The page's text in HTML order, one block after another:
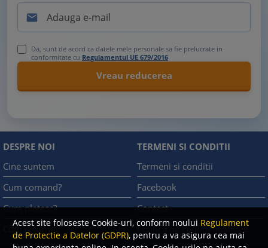
Acest site foloseste Cookie-uri, conform noului Regulament
de Protectie a Datelor (GDPR), pentru a va asigura cea mai

Da, sunt de acord ca datele mele personale sa fie prelucrate in
conformitate cu Regulamentul UE 679/2016
DESPRE NOI
Cine suntem
Cum comand?
Cum platesc?
Cum returnez
TERMENI SI CONDITII
Termeni si conditii
Facebook
Contact
Politica de confidentialitate